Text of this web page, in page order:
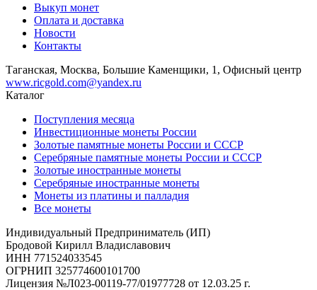
Выкуп монет
Оплата и доставка
Новости
Контакты
Таганская, Москва, Большие Каменщики, 1, Офисный центр
www.ricgold.com@yandex.ru
Каталог
Поступления месяца
Инвестиционные монеты России
Золотые памятные монеты России и СССР
Серебряные памятные монеты России и СССР
Золотые иностранные монеты
Серебряные иностранные монеты
Монеты из платины и палладия
Все монеты
Индивидуальный Предприниматель (ИП)
Бродовой Кирилл Владиславович
ИНН 771524033545
ОГРНИП 325774600101700
Лицензия №Л023-00119-77/01977728 от 12.03.25 г.